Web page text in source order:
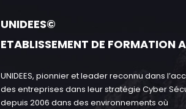
UNIDEES©
ETABLISSEMENT DE FORMATION
UNIDEES, pionnier et leader reconnu dans
des entreprises dans leur stratégie Cyber
depuis 2006 dans des environnements où